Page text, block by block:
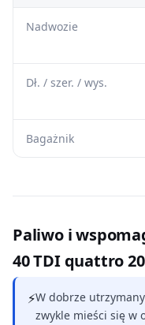
Nadwozie
Dł. / szer. / wys.
Bagażnik
Paliwo i
40 TDI quattro
⚡W dobrze
zwykle mieści się w